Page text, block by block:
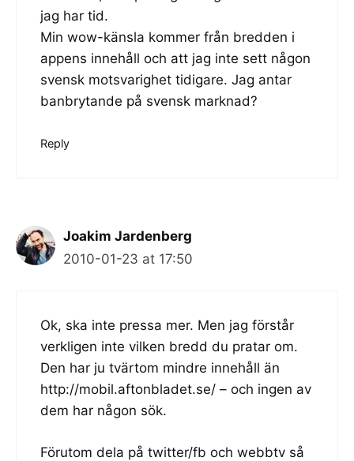
jag har tid.
Min wow-känsla kommer från bredden i
appens innehåll och att jag inte sett någon
svensk motsvarighet tidigare. Jag antar
banbrytande på svensk marknad?
Reply
Joakim Jardenberg
2010-01-23 at 17:50
Ok, ska inte pressa mer. Men jag förstår
verkligen inte vilken bredd du pratar om.
Den har ju tvärtom mindre innehåll än
http://mobil.aftonbladet.se/ – och ingen av
dem har någon sök.
Förutom dela på twitter/fb och webbtv så